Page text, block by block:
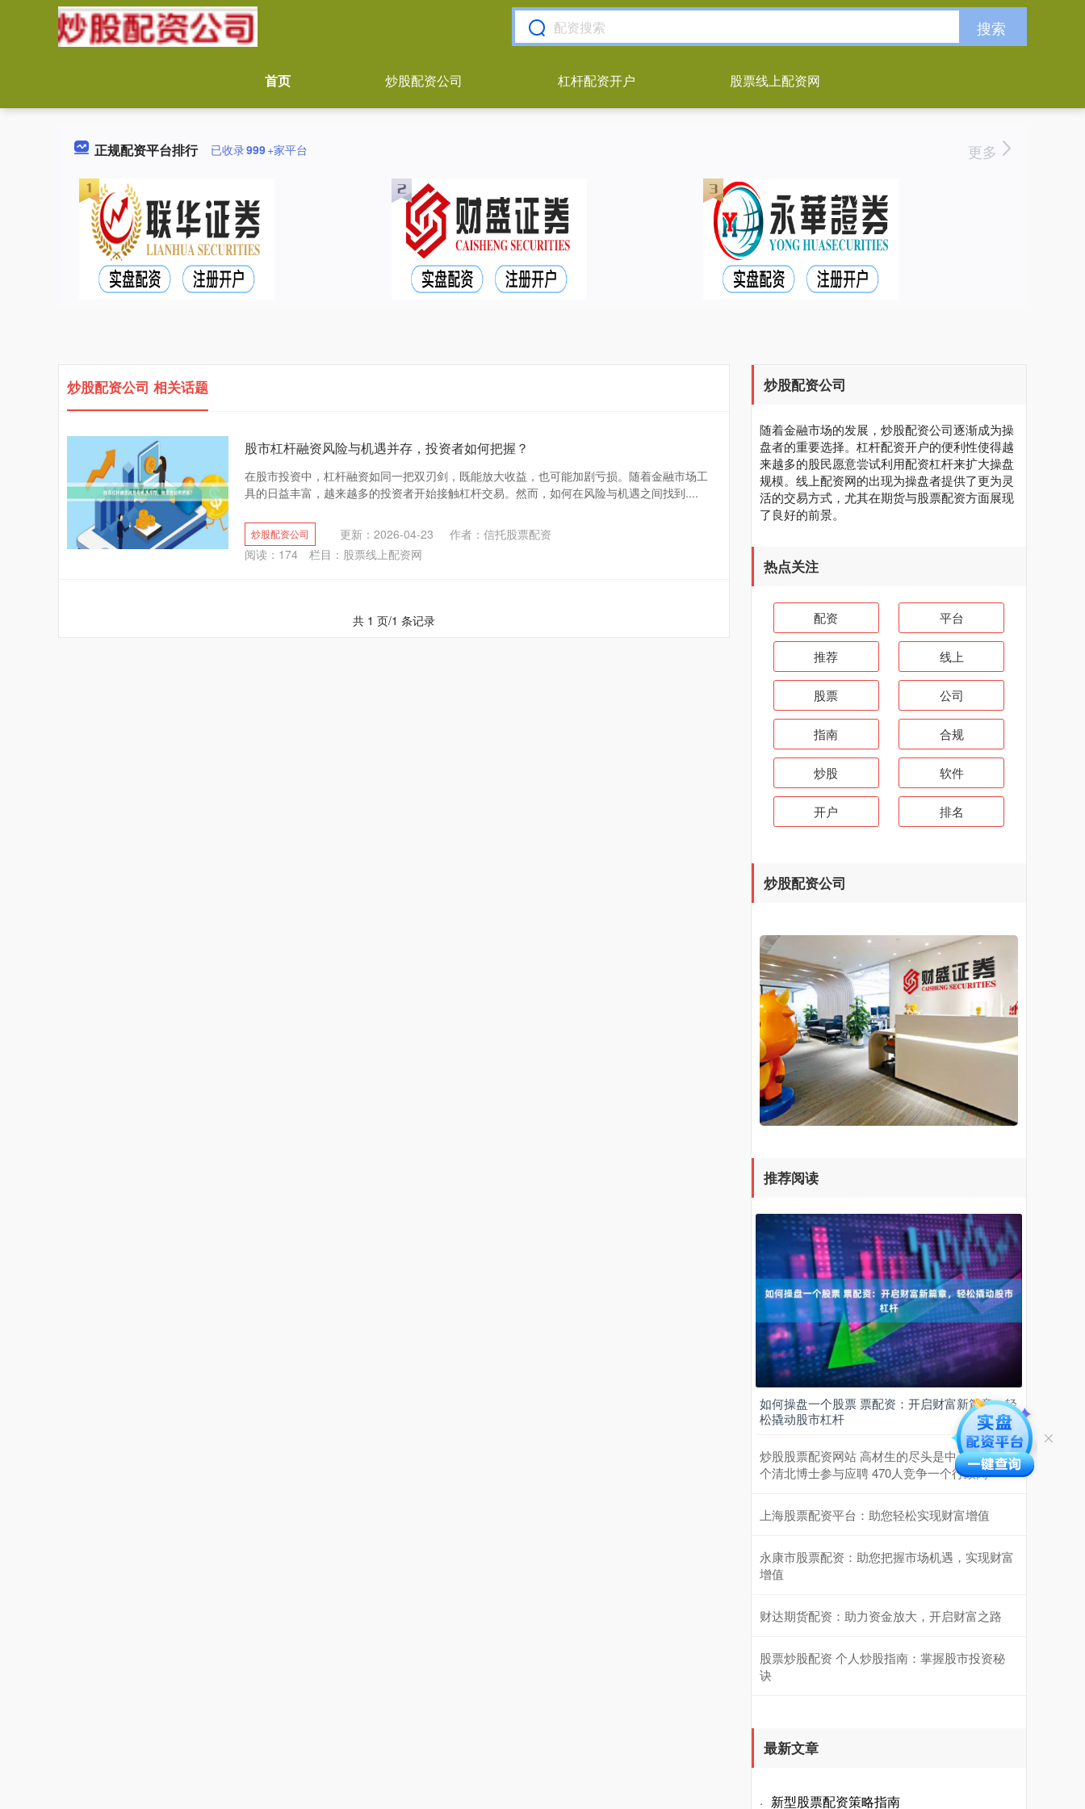
搜索
首页 炒股配资公司 杠杆配资开户 股票线上配资网
正规配资平台排行 已收录999+家平台 更多
炒股配资公司 相关话题
股市杠杆融资风险与机遇并存，投资者如何把握？
在股市投资中，杠杆融资如同一把双刃剑，既能放大收益，也可能加剧亏损。随着金融市场工
具的日益丰富，越来越多的投资者开始接触杠杆交易。然而，如何在风险与机遇之间找到....
炒股配资公司 更新：2026-04-23
作者：信托股票配资
阅读： 174 栏目： 股票线上配资网
共 1 页/1 条记录
炒股配资公司
随着金融市场的发展，炒股配资公司逐渐成为操
盘者的重要选择。杠杆配资开户的便利性使得越
来越多的股民愿意尝试利用配资杠杆来扩大操盘
规模。线上配资网的出现为操盘者提供了更为灵
活的交易方式，尤其在期货与股票配资方面展现
了良好的前景。
热点关注
配资 平台
推荐 线上
股票 公司
指南 合规
炒股 软件
开户 排名
炒股配资公司
推荐阅读
如何操盘一个股票 票配资：开启财富新篇章，轻
松撬动股市杠杆
炒股股票配资网站 高材生的尽头是中石油？多
个清北博士参与应聘 470人竞争一个行政岗
上海股票配资平台：助您轻松实现财富增值
永康市股票配资：助您把握市场机遇，实现财富
增值
财达期货配资：助力资金放大，开启财富之路
股票炒股配资 个人炒股指南：掌握股市投资秘
诀
最新文章
· 新型股票配资策略指南